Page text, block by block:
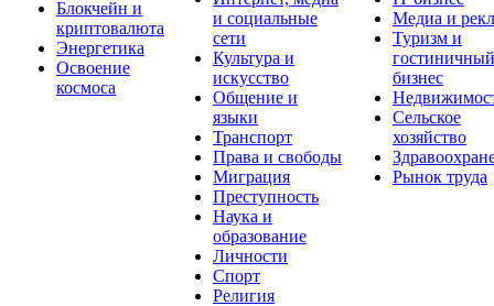
Блокчейн и
криптовалюта
Энергетика
Освоение
космоса
и социальные
сети
Культура и
искусство
Общение и
языки
Транспорт
Права и свободы
Миграция
Преступность
Наука и
образование
Личности
Спорт
Религия
Медиа и
Туризм и
гостиничный
бизнес
Сельское
хозяйство
Рынок труда